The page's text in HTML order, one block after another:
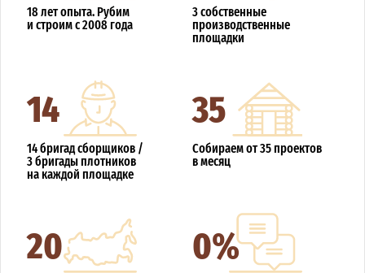
18 лет опыта. Рубим
и строим с 2008 года
3 собственные
производственные
площадки
14
14 бригад сборщиков /
3 бригады плотников
на каждой площадке
35
Собираем от 35 проектов
в месяц
20 0%